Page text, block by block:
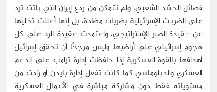
فصائل الحشد الشعبي، ولم تتمكن من ردع إيران التي باتت ترد
على الضربات الإسرائيلية بضربات مضادة، بل إنها أعلنت تخليها
عن عقيدة الصبر الإستراتيجي، واعتمدت عقيدة الرد على كل
هجوم إسرائيلي على أراضيها. وليس مرجحًا أن تحقق إسرائيل
أهدافها بالقوة العسكرية إذا حافظت إدارة ترامب على الدعم
العسكري والدبلوماسي كما كانت تفعل إدارة بايدن أو زادت من
مستوياته فقط دون مشاركة مباشرة في الأعمال العسكرية